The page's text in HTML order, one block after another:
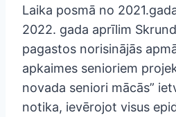
Laika posmā no
2022. gada aprīlim
pagastos norisinājās
apkaimes senioriem
novada seniori mācās”
notika, ievērojot visus